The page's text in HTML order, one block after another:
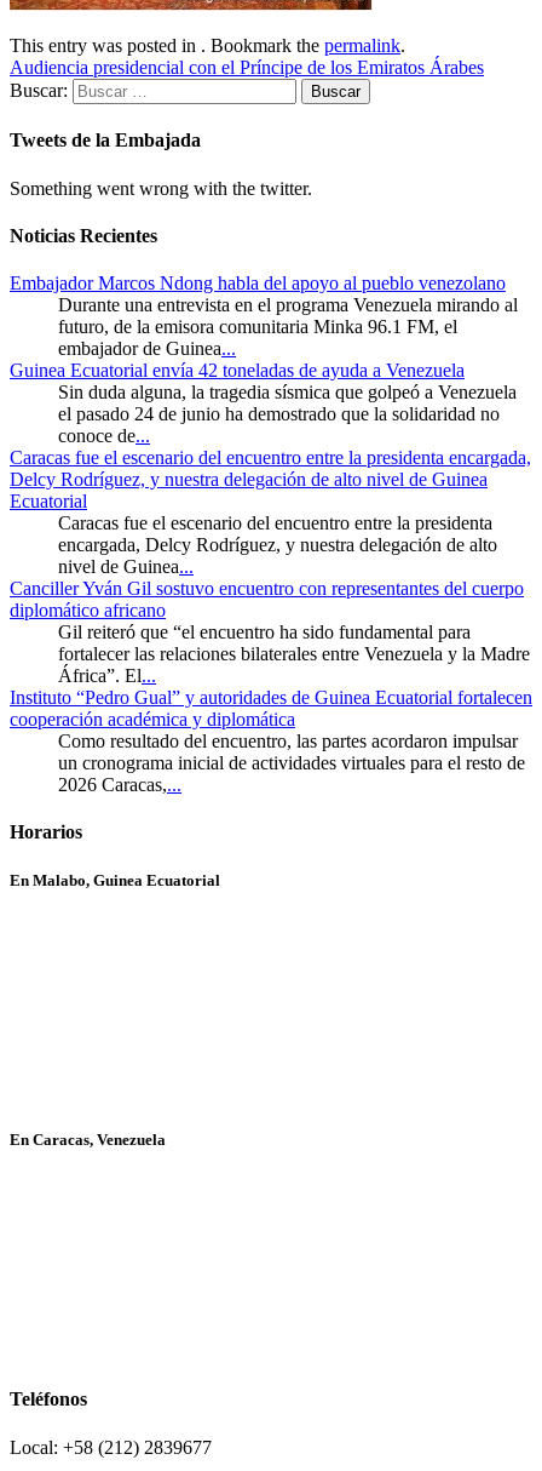
This entry was posted in . Bookmark the permalink.
Audiencia presidencial con el Príncipe de los Emiratos Árabes
Buscar:
Tweets de la Embajada
Something went wrong with the twitter.
Noticias Recientes
Embajador Marcos Ndong habla del apoyo al pueblo venezolano
Durante una entrevista en el programa Venezuela mirando al
futuro, de la emisora comunitaria Minka 96.1 FM, el
embajador de Guinea...
Guinea Ecuatorial envía 42 toneladas de ayuda a Venezuela
Sin duda alguna, la tragedia sísmica que golpeó a Venezuela
el pasado 24 de junio ha demostrado que la solidaridad no
conoce de...
Caracas fue el escenario del encuentro entre la presidenta encargada,
Delcy Rodríguez, y nuestra delegación de alto nivel de Guinea
Ecuatorial
Caracas fue el escenario del encuentro entre la presidenta
encargada, Delcy Rodríguez, y nuestra delegación de alto
nivel de Guinea...
Canciller Yván Gil sostuvo encuentro con representantes del cuerpo
diplomático africano
Gil reiteró que “el encuentro ha sido fundamental para
fortalecer las relaciones bilaterales entre Venezuela y la Madre
África”. El...
Instituto “Pedro Gual” y autoridades de Guinea Ecuatorial fortalecen
cooperación académica y diplomática
Como resultado del encuentro, las partes acordaron impulsar
un cronograma inicial de actividades virtuales para el resto de
2026 Caracas,...
Horarios
En Malabo, Guinea Ecuatorial
En Caracas, Venezuela
Teléfonos
Local: +58 (212) 2839677